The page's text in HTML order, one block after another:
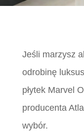
Jeśli marzysz
odrobinę
płytek Marvel
producenta
wybór.